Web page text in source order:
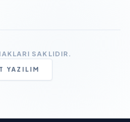
SAKLIDIR.
YAZILIM